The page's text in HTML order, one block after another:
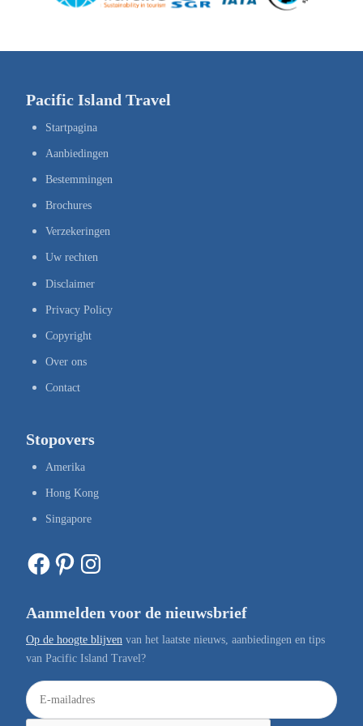
Pacific Island Travel
Startpagina
Aanbiedingen
Bestemmingen
Brochures
Verzekeringen
Uw rechten
Disclaimer
Privacy Policy
Copyright
Over ons
Contact
Stopovers
Amerika
Hong Kong
Singapore
Facebook Pinterest Instagram
Aanmelden voor de nieuwsbrief
Op de hoogte blijven van het laatste nieuws, aanbiedingen en tips
van Pacific Island Travel?
E
-